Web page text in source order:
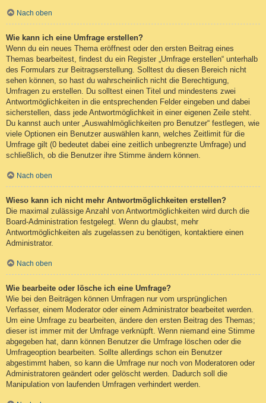
Nach oben
Wie kann ich eine Umfrage erstellen?
Wenn du ein neues Thema eröffnest oder den ersten Beitrag eines
Themas bearbeitest, findest du ein Register „Umfrage erstellen“ unterhalb
des Formulars zur Beitragserstellung. Solltest du diesen Bereich nicht
sehen können, so hast du wahrscheinlich nicht die Berechtigung,
Umfragen zu erstellen. Du solltest einen Titel und mindestens zwei
Antwortmöglichkeiten in die entsprechenden Felder eingeben und dabei
sicherstellen, dass jede Antwortmöglichkeit in einer eigenen Zeile steht.
Du kannst auch unter „Auswahlmöglichkeiten pro Benutzer“ festlegen, wie
viele Optionen ein Benutzer auswählen kann, welches Zeitlimit für die
Umfrage gilt (0 bedeutet dabei eine zeitlich unbegrenzte Umfrage) und
schließlich, ob die Benutzer ihre Stimme ändern können.
Nach oben
Wieso kann ich nicht mehr Antwortmöglichkeiten erstellen?
Die maximal zulässige Anzahl von Antwortmöglichkeiten wird durch die
Board-Administration festgelegt. Wenn du glaubst, mehr
Antwortmöglichkeiten als zugelassen zu benötigen, kontaktiere einen
Administrator.
Nach oben
Wie bearbeite oder lösche ich eine Umfrage?
Wie bei den Beiträgen können Umfragen nur vom ursprünglichen
Verfasser, einem Moderator oder einem Administrator bearbeitet werden.
Um eine Umfrage zu bearbeiten, ändere den ersten Beitrag des Themas;
dieser ist immer mit der Umfrage verknüpft. Wenn niemand eine Stimme
abgegeben hat, dann können Benutzer die Umfrage löschen oder die
Umfrageoption bearbeiten. Sollte allerdings schon ein Benutzer
abgestimmt haben, so kann die Umfrage nur noch von Moderatoren oder
Administratoren geändert oder gelöscht werden. Dadurch soll die
Manipulation von laufenden Umfragen verhindert werden.